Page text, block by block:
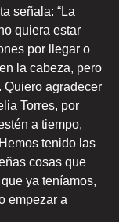
señala: “La
quiera estar
por llegar o
la cabeza, pero
Quiero agradecer
Torres, por
a tiempo,
tenido las
cosas que
ya teníamos,
empezar a